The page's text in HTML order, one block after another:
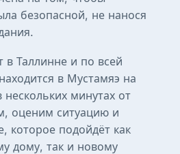
безопасной, не нанося
в Таллинне и по всей
в Мустамяэ на
нескольких минутах от
оценим ситуацию и
которое подойдёт как
дому, так и новому